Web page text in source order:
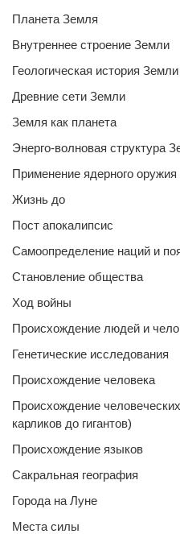
Планета Земля
Внутреннее строение Земли
Геологическая история Земли
Древние сети Земли
Земля как планета
Энерго-волновая структура
Применение ядерного оружия
Жизнь до
Пост апокалипсис
Самоопределение наций и
Становление общества
Ход войны
Происхождение людей и
Генетические исследования
Происхождение человека
Происхождение
карликов до гигантов)
Происхождение языков
Сакральная география
Города на Луне
Места силы